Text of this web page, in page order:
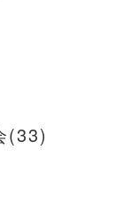
(33)